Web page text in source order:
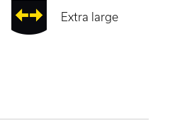
Extra large